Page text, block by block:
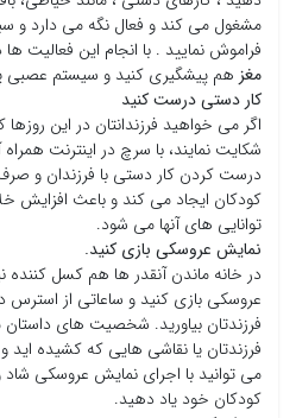
مشغول می کند و فعال نگه می دارد و
فراموش نمایید . با انجام این فعالیت ها
مغز هم پیشگیری کنید و سیستم عصبی
کار دستی درست کنید
اگر می خواهید فرزندانتان در این
شکایت نمایند، با سرچ در اینترنت
درست کردن کار دستی با فرزندان و
کودکان ایجاد می کند و باعث افزایش
توانایی های آنها می شود.
نمایش عروسکی بازی کنید.
در خانه ماندن آنقدر ها هم کسل
عروسکی بازی کنید و ساعاتی از استرس
فرزندتان بیاورید. شخصیت های
فرزندتان یا نقاشی هایی که کشیده اید و
می توانید با اجرای نمایش عروسکی شاد
کودکان خود یاد دهید.